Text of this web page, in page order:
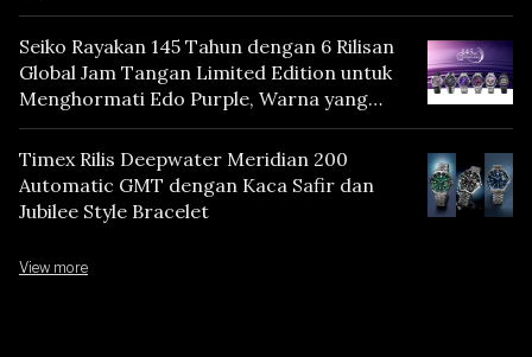
Seiko Rayakan 145 Tahun dengan 6 Rilisan
Global Jam Tangan Limited Edition untuk
Menghormati Edo Purple, Warna yang
Mencerminkan Warisan Tokyo
Timex Rilis Deepwater Meridian 200
Automatic GMT dengan Kaca Safir dan
Jubilee Style Bracelet
View more